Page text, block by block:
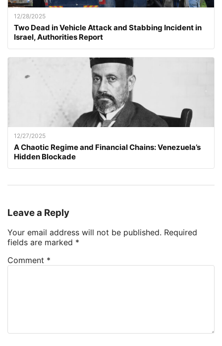
12/28/2025
Two Dead in Vehicle Attack and Stabbing Incident in
Israel, Authorities Report
12/27/2025
A Chaotic Regime and Financial Chains: Venezuela’s
Hidden Blockade
Leave a Reply
Your email address will not be published. Required
fields are marked *
Comment *